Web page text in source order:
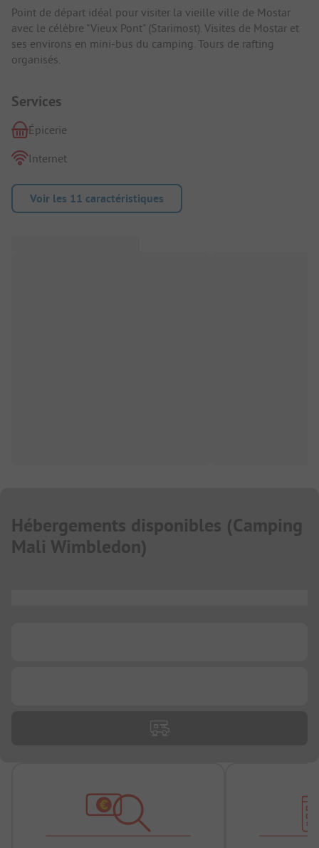
Point de départ idéal pour visiter la vieille ville de Mostar
avec le célèbre "Vieux Pont" (Starimost). Visites de Mostar et
ses environs en mini-bus du camping. Tours de rafting
organisés.
Services
Épicerie
Internet
Voir les 11 caractéristiques
Hébergements disponibles (Camping
Mali Wimbledon)